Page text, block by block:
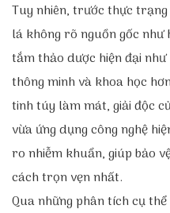
Tuy nhiên, trước thực
lá không rõ nguồn gốc như
tắm thảo dược hiện đại như
thông minh và khoa học
tinh túy làm mát, giải độc
vừa ứng dụng công nghệ
ro nhiễm khuẩn, giúp bảo
cách trọn vẹn nhất.
Qua những phân tích cụ